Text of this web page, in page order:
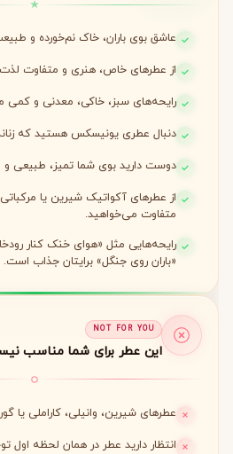
عاشق بوی باران، خاک نم‌خورده و
از عطرهای خاص، هنری و متفاوت
رایحه‌های سبز، خاکی، معدنی و کمی
دنبال عطری یونیسکس هستید که
دوست دارید بوی شما تمیز، طبیعی و
از عطرهای آکواتیک شیرین یا
متفاوت می‌خواهید.
رایحه‌هایی مثل «هوای خنک کنار
«باران روی جنگل» برایتان جذاب است.
NOT FOR YOU
این عطر برای شما مناسب
عطرهای شیرین، وانیلی، کاراملی یا
انتظار دارید عطر در همان لحظه اول